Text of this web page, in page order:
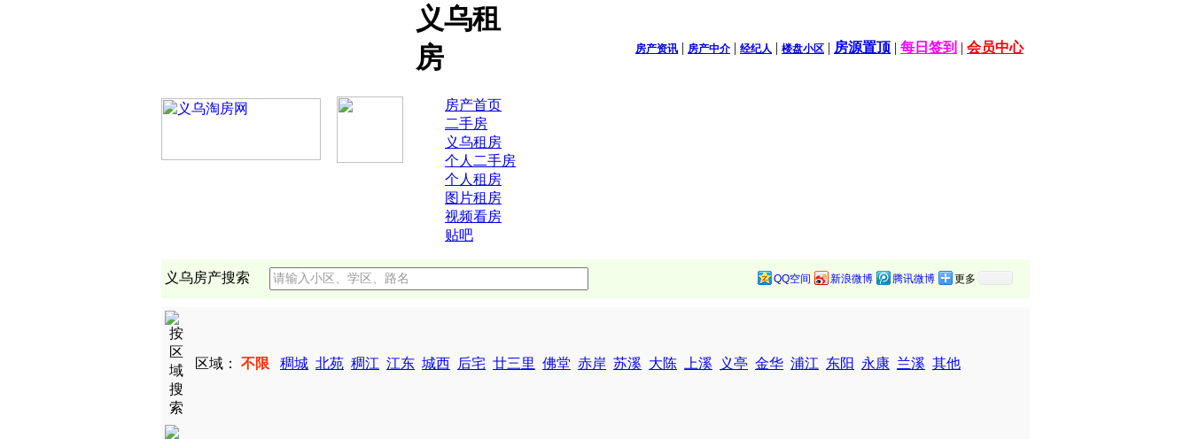
义乌租
房
房产资讯 | 房产中介 | 经纪人 | 楼盘小区 | 房源置顶 | 每日签到 | 会员中心
房产首页
二手房
义乌租房
个人二手房
个人租房
图片租房
视频看房
贴吧
义乌房产搜索 QQ空间 新浪微博 腾讯微博 更多
区域： 不限 稠城 北苑 稠江 江东 城西 后宅 廿三里 佛堂 赤岸 苏溪 大陈 上溪 义亭 金华 浦江 东阳 永康 兰溪 其他